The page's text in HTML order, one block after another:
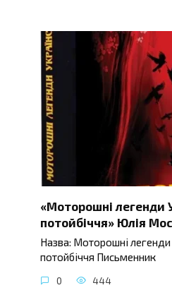
«Моторошні легенди
потойбіччя» Юлія
Назва: Моторошні легенди
потойбіччя Письменник
0 444